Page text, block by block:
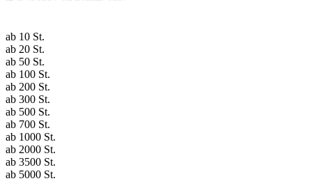
ab 10 St.
ab 20 St.
ab 50 St.
ab 100 St.
ab 200 St.
ab 300 St.
ab 500 St.
ab 700 St.
ab 1000 St.
ab 2000 St.
ab 3500 St.
ab 5000 St.